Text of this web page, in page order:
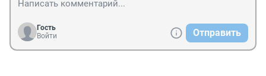
Гость
Войти
Отправить